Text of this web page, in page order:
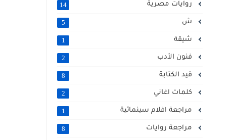
روايات مصرية 14
ش 5
شيقة 1
فنون الأدب 2
قيد الكتابة 8
كلمات اغاني 2
مراجعة افلام سينمائية 1
مراجعة روايات 8